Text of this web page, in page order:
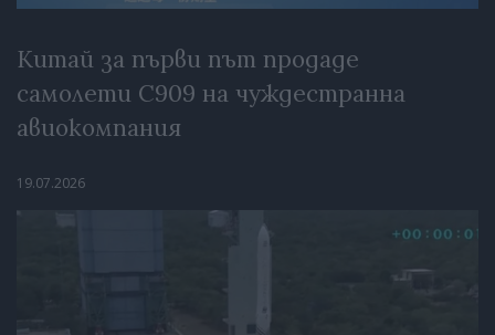
Китай за първи път продаде
самолети C909 на чуждестранна
авиокомпания
19.07.2026